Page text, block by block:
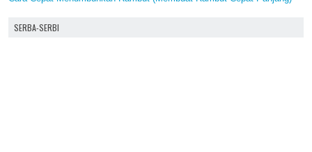
SERBA-SERBI